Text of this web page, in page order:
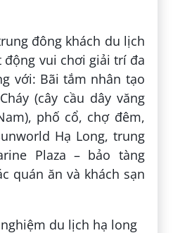
đông khách du lịch
động vui chơi giải trí đa
với: Bãi tắm nhân tạo
(cây cầu dây văng
phố cổ, chợ đêm,
Hạ Long, trung
Plaza – bảo tàng
quán ăn và khách sạn